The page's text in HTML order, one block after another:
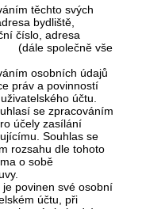
těchto svých
bydliště,
číslo, adresa
(dále společně vše
osobních údajů
práv a povinností
účtu.
se zpracováním
účely zasílání
Souhlas se
rozsahu dle tohoto
o sobě
povinen své osobní
účtu, při